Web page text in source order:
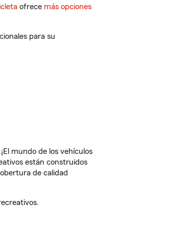
ofrece más opciones
para su
mundo de los vehículos
están construidos
de calidad